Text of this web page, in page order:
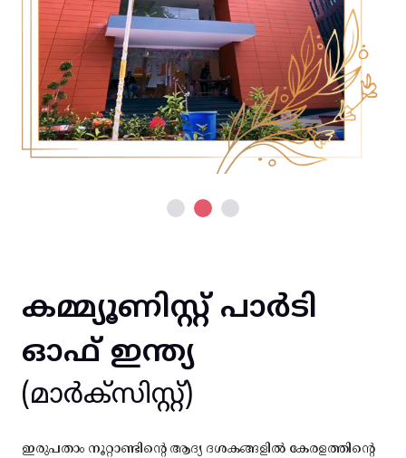
കമ്മ്യൂണിസ്റ്റ് പാർടി
ഓഫ് ഇന്ത്യ
(മാർക്സിസ്റ്റ്)
ഇരുപതാം നൂറ്റാണ്ടിന്റെ ആദ്യ ദശകങ്ങളിൽ കേരളത്തിന്റെ